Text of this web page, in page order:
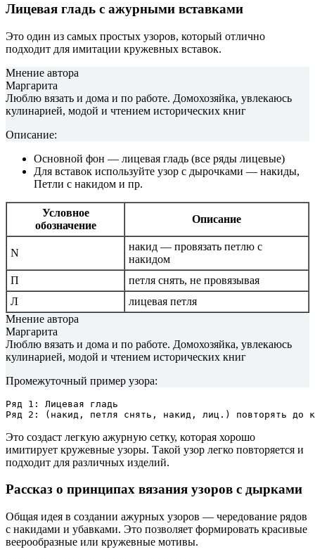
Лицевая гладь с ажурными вставками
Это один из самых простых узоров, который отлично
подходит для имитации кружевных вставок.
Мнение автора
Маргарита
Люблю вязать и дома и по работе. Домохозяйка, увлекаюсь
кулинарией, модой и чтением исторических книг
Описание:
Основной фон — лицевая гладь (все ряды лицевые)
Для вставок используйте узор с дырочками — накиды,
Петли с накидом и пр.
Условное
обозначение
Описание
N
накид — провязать петлю с
накидом
П
петля снять, не провязывая
Л
лицевая петля
Мнение автора
Маргарита
Люблю вязать и дома и по работе. Домохозяйка, увлекаюсь
кулинарией, модой и чтением исторических книг
Промежуточный пример узора:
Ряд 1: Лицевая гладь
Это создаст легкую ажурную сетку, которая хорошо
имитирует кружевные узоры. Такой узор легко повторяется и
подходит для различных изделий.
Рассказ о принципах вязания узоров с дырками
Общая идея в создании ажурных узоров — чередование рядов
с накидами и убавками. Это позволяет формировать красивые
веерообразные или кружевные мотивы.